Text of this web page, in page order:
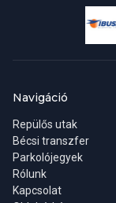
Navigáció
Repülős utak
Bécsi transzfer
Parkolójegyek
Rólunk
Kapcsolat